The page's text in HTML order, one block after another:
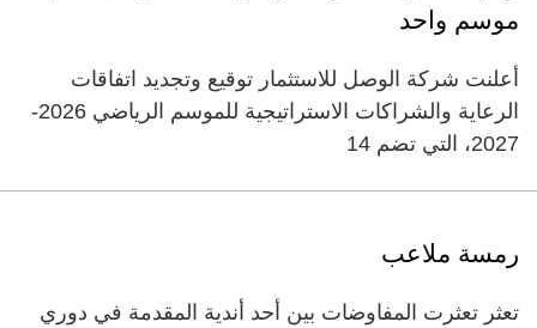
موسم واحد
أعلنت شركة الوصل للاستثمار توقيع وتجديد اتفاقات
الرعاية والشراكات الاستراتيجية للموسم الرياضي 2026-
2027، التي تضم 14
رمسة ملاعب
تعثر تعثرت المفاوضات بين أحد أندية المقدمة في دوري